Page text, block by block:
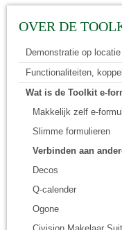
OVER DE
Demonstratie op locatie
Functionaliteiten,
Wat is de Toolkit e-
Makkelijk zelf e-
Slimme formulieren
Verbinden aan
Decos
Q-calender
Ogone